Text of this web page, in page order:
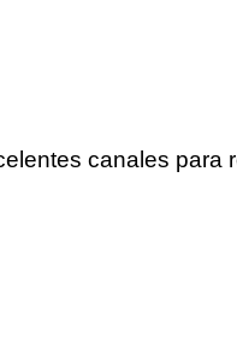
canales para